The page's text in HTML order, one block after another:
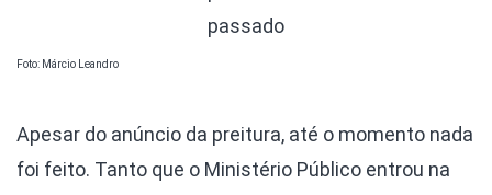
passado
Foto: Márcio Leandro
Apesar do anúncio da preitura, até o momento nada
foi feito. Tanto que o Ministério Público entrou na